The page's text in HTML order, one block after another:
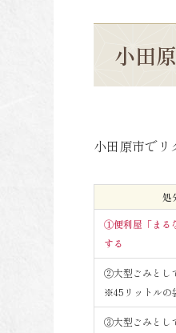
小田
小田原市でリ
処
①便利屋「まる
する
②大型ごみとし
※45リットルの
③大型ごみとし